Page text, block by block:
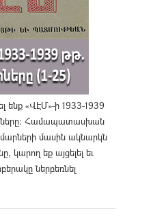
ենք «ՎԷՄ»-ի 1933-1939
Համապատասխան
մասին ակնարկն
կարող եք այցելել եւ
ներբեռնել